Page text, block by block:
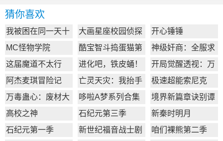
猜你喜欢
我被困在同一天十
万年
大画星座校园侦探
第2季
开心锤锤
MC怪物学院
酷宝智斗捣蛋猫第
1季
神级奸商：全服求
我别薅了
这届魔道不太行 进化吧，铁皮蛹！
开局觉醒透视：万
物皆透,我即无敌
阿杰麦琪冒险记
亡灵天灾：我抬手
百万骨海
极速超能索尼克
万毒蛊心：废材大
小姐杀疯了
哆啦A梦系列合集
境界新篇章诀别谭
篇
高校之神 石纪元第三季
新秦时明月
石纪元第一季
新世纪福音战士剧
咱们裸熊第二季